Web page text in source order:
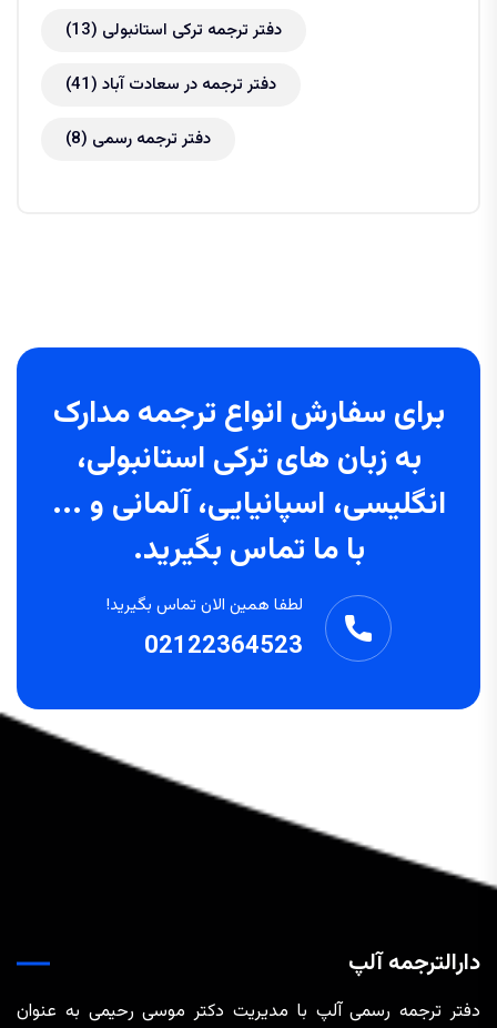
دفتر ترجمه ترکی استانبولی (13)
دفتر ترجمه در سعادت آباد (41)
دفتر ترجمه رسمی (8)
برای سفارش انواع ترجمه مدارک
به زبان های ترکی استانبولی،
انگلیسی، اسپانیایی، آلمانی و ...
با ما تماس بگیرید.
لطفا همین الان تماس بگیرید!
02122364523
دارالترجمه آلپ
دفتر ترجمه رسمی آلپ با مدیریت دکتر موسی رحیمی به عنوان